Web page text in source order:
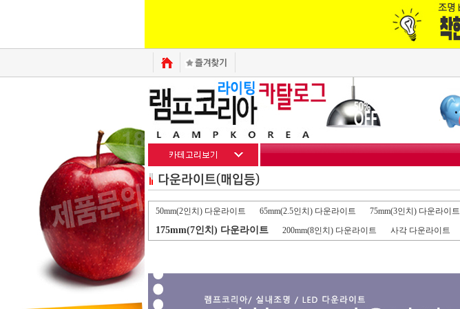
50mm(2인치) 다운라이트 65mm(2.5인치) 다운라이트 75mm(3인치) 다운라이트
175mm(7인치) 다운라이트 200mm(8인치) 다운라이트 사각 다운라이트